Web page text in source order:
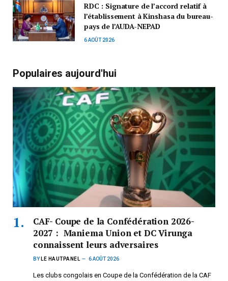
RDC : Signature de l’accord relatif à
l’établissement à Kinshasa du bureau-
pays de l’AUDA-NEPAD
6 AOÛT 2026
Populaires aujourd'hui
CAF- Coupe de la Confédération 2026-
2027 : Maniema Union et DC Virunga
connaissent leurs adversaires
BY LE HAUTPANEL 6 AOÛT 2026
Les clubs congolais en Coupe de la Confédération de la CAF